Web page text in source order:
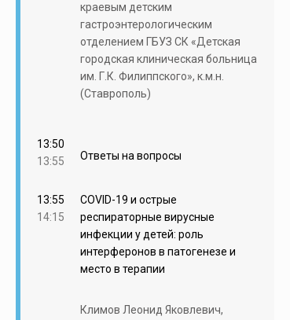
краевым детским
гастроэнтерологическим
отделением ГБУЗ СК «Детская
городская клиническая больница
им. Г.К. Филиппского», к.м.н.
(Ставрополь)
13:50
13:55
Ответы на вопросы
13:55
14:15
COVID-19 и острые
респираторные вирусные
инфекции у детей: роль
интерферонов в патогенезе и
место в терапии
Климов Леонид Яковлевич,